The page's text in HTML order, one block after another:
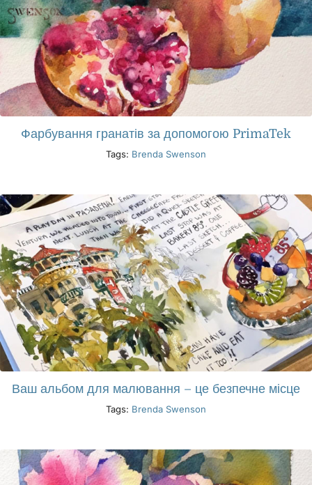
Фарбування гранатів за допомогою PrimaTek
Tags: Brenda Swenson
Ваш альбом для малювання – це безпечне місце
Tags: Brenda Swenson